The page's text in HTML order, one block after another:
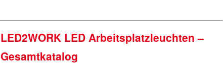
LED2WORK LED Arbeitsplatzleuchten –
Gesamtkatalog